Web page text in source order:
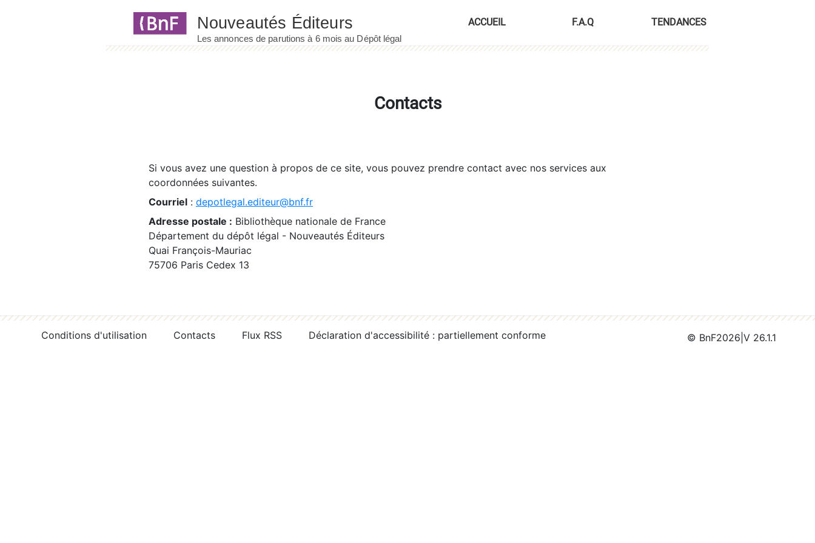
ACCUEIL F.A.Q TENDANCES
Contacts
Si vous avez une question à propos de ce site, vous pouvez prendre contact avec nos services aux
coordonnées suivantes.
Courriel : depotlegal.editeur@bnf.fr
Adresse postale : Bibliothèque nationale de France
Département du dépôt légal - Nouveautés Éditeurs
Quai François-Mauriac
75706 Paris Cedex 13
Conditions d'utilisation Contacts Flux RSS Déclaration d'accessibilité : partiellement conforme © BnF2026 V 26.1.1